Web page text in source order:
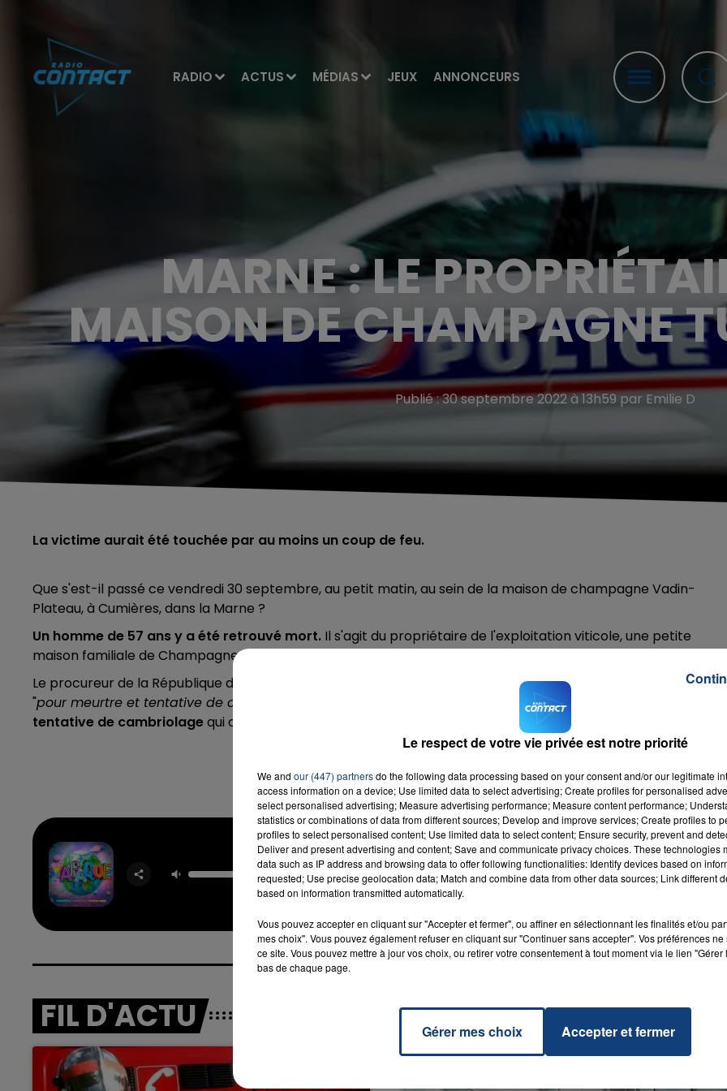
RADIO ACTUS MÉDIAS JEUX ANNONCEURS
MARNE : LE
MAISON DE CHAMPAGNE
Publié : 30 septembre 2022 à 13h59 par Emilie D
La victime aurait été touchée par au moins un coup de feu.
Que s'est-il passé ce vendredi 30 septembre, au petit matin, au sein de la maison de champagne Vadin-
Plateau, à Cumières, dans la Marne ?
Un homme de 57 ans y a été retrouvé mort. Il s'agit du propriétaire de l'exploitation viticole, une petite
maison familiale de Champagne.
Le procureur de la République de Reims, Matthieu Bourrette,
a annoncé l’ouverture d’une information
"pour meurtre et tentative de cambriolage ". En effet, selon les premiers éléments, il
tentative de cambriolagequi a mal tourné. Aucune interpellation n’a eu lieu pour le moment.
Yapaque
FARRUKO &
GREEICY &
STEVE AOKI
RADIO CONTACT
FIL D'ACTU
Le respect de votre vie privée est notre priorité
We and our (447) partnersdo the following data processing based on your consent and/or our legitimate
access information on a device; Use limited data to select advertising; Create profiles for personalised
select personalised advertising; Measure advertising performance; Measure content performance;
statistics or combinations of data from different sources; Develop and improve services; Create profiles to
profiles to select personalised content; Use limited data to select content; Ensure security, prevent and
Deliver and present advertising and content; Save and communicate privacy choices. These technologies
data such as IP address and browsing data to offer following functionalities: Identify devices based on
requested; Use precise geolocation data; Match and combine data from other data sources; Link different
based on information transmitted automatically.
Vous pouvez accepter en cliquant sur "Accepter et fermer", ou affiner en sélectionnant les finalités et/ou
mes choix". Vous pouvez également refuser en cliquant sur "Continuer sans accepter". Vos préférences
ce site. Vous pouvez mettre à jour vos choix, ou retirer votre consentement à tout moment via le lien
bas de chaque page.
Gérer mes choix Accepter et fermer